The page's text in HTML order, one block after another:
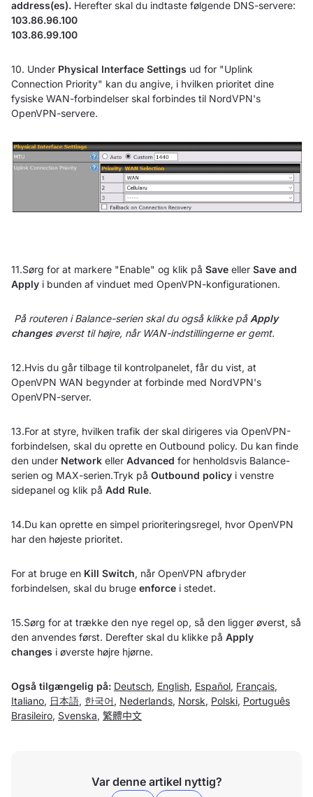
address(es). Herefter skal du indtaste følgende DNS-servere:
103.86.96.100
103.86.99.100
10. Under Physical Interface Settings ud for "Uplink
Connection Priority" kan du angive, i hvilken prioritet dine
fysiske WAN-forbindelser skal forbindes til NordVPN's
OpenVPN-servere.
11.Sørg for at markere "Enable" og klik på Save eller Save and
Apply i bunden af vinduet med OpenVPN-konfigurationen.
På routeren i Balance-serien skal du også klikke på Apply
changesøverst til højre, når WAN-indstillingerne er gemt.
12.Hvis du går tilbage til kontrolpanelet, får du vist, at
OpenVPN WAN begynder at forbinde med NordVPN's
OpenVPN-server.
13.For at styre, hvilken trafik der skal dirigeres via OpenVPN-
forbindelsen, skal du oprette en Outbound policy. Du kan finde
den under Network eller Advanced for henholdsvis Balance-
serien og MAX-serien.Tryk på Outbound policy i venstre
sidepanel og klik på Add Rule.
14.Du kan oprette en simpel prioriteringsregel, hvor OpenVPN
har den højeste prioritet.
For at bruge en Kill Switch, når OpenVPN afbryder
forbindelsen, skal du bruge enforce i stedet.
15.Sørg for at trække den nye regel op, så den ligger øverst, så
den anvendes først. Derefter skal du klikke på Apply
changes i øverste højre hjørne.
Også tilgængelig på: Deutsch, English, Español, Français,
Italiano, 日本語, 한국어 , Nederlands, Norsk, Polski, Português
Brasileiro, Svenska, 繁體中文
Var denne artikel nyttig?